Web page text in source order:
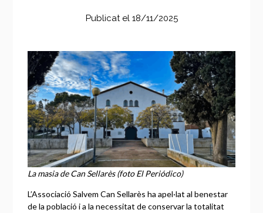
Publicat el 18/11/2025
La masia de Can Sellarès (foto El Periódico)
L’Associació Salvem Can Sellarès ha apel·lat al benestar
de la població i a la necessitat de conservar la totalitat